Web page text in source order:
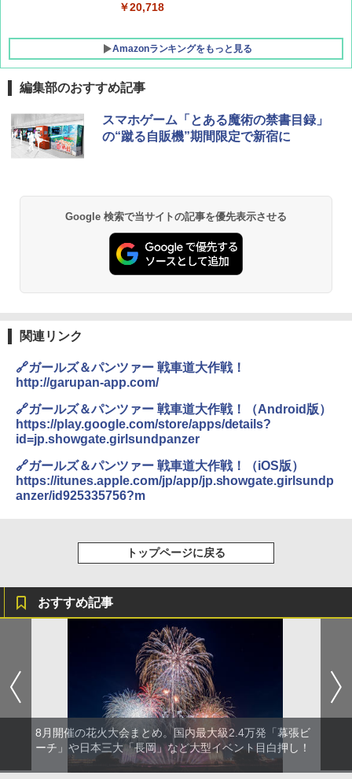
￥20,718
Amazonランキングをもっと見る
BUNDOK(バンドック)ソロ ドーム 1 EX BDK
-08EX カーキ ソロキャンプ ポリエステル フ
レーム テント
GRANDOOR ステンレス保冷剤 2個セット 2
コンパクト 保冷力長持ち
￥2,980
￥6,459
ポインターライト 強力 小型 緑色/赤色/青紫色
USB充電式 高精度 超長距離照射 長時間使用
ンパクト多機能設計 持ち運び便利 アウトド
ア/オフィス/教育現場/展示会用 緑
電動エアーポンプ SUP用 20PSI 電動ポンプ
編集部のおすすめ記事
スマホゲーム「とある魔術の禁書目録」
の“蹴る自販機”期間限定で新宿に
Google 検索で当サイトの記事を優先表示させる
関連リンク
🔗ガールズ＆パンツァー 戦車道大作戦！
http://garupan-app.com/
🔗ガールズ＆パンツァー 戦車道大作戦！（Android版）
https://play.google.com/store/apps/details?
id=jp.showgate.girlsundpanzer
🔗ガールズ＆パンツァー 戦車道大作戦！（iOS版）
https://itunes.apple.com/jp/app/jp.showgate.girlsundp
anzer/id925335756?m
トップページに戻る
おすすめ記事
8月開催の花火大会まとめ。国内最大級2.4万発「幕張ビ
ーチ」や日本三大「長岡」など大型イベント目白押し！